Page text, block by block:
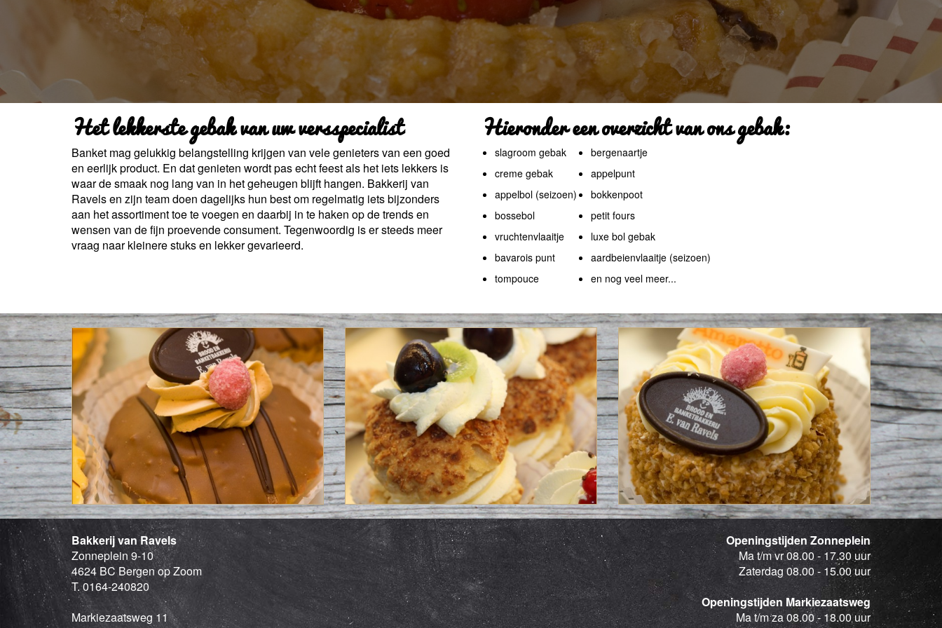
Het lekkerste gebak van uw versspecialist
Banket mag gelukkig belangstelling krijgen van vele genieters van een goed
en eerlijk product. En dat genieten wordt pas echt feest als het iets lekkers is
waar de smaak nog lang van in het geheugen blijft hangen. Bakkerij van
Ravels en zijn team doen dagelijks hun best om regelmatig iets bijzonders
aan het assortiment toe te voegen en daarbij in te haken op de trends en
wensen van de fijn proevende consument. Tegenwoordig is er steeds meer
vraag naar kleinere stuks en lekker gevarieerd.
Hieronder een overzicht van ons gebak:
slagroom gebak
creme gebak
appelbol (seizoen)
bossebol
vruchtenvlaaitje
bavarois punt
tompouce
bergenaartje
appelpunt
bokkenpoot
petit fours
luxe bol gebak
aardbeienvlaaitje (seizoen)
en nog veel meer...
Bakkerij van Ravels
Zonneplein 9-10
4624 BC Bergen op Zoom
T. 0164-240820
Markiezaatsweg 11
Openingstijden Zonneplein
Ma t/m vr 08.00 - 17.30 uur
Zaterdag 08.00 - 15.00 uur
Openingstijden Markiezaatsweg
Ma t/m za 08.00 - 18.00 uur